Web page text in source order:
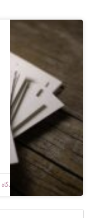
1398/09/06 بدون دیدگاه